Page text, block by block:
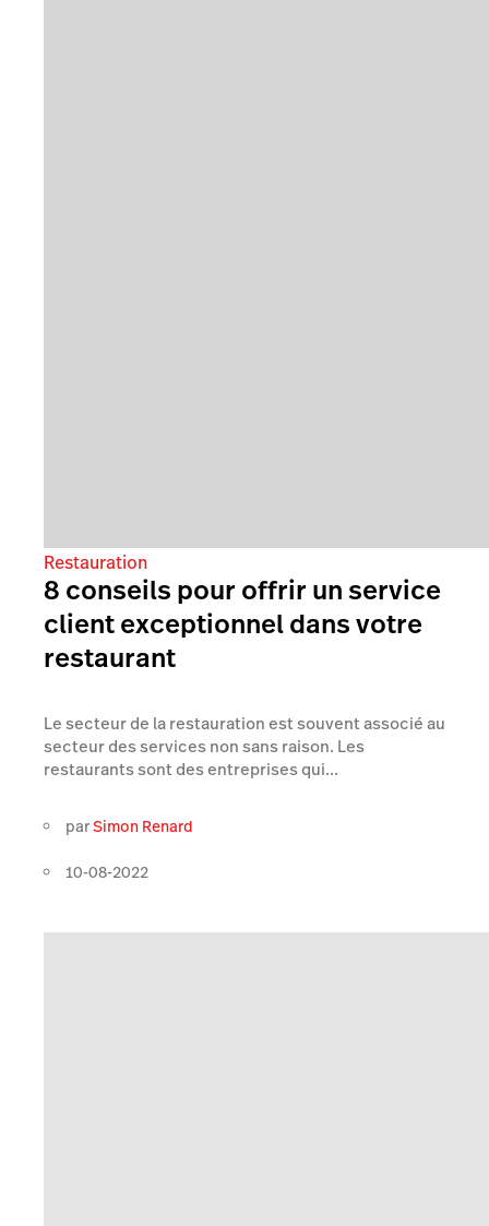
Restauration
8 conseils pour offrir un service
client exceptionnel dans votre
restaurant
Le secteur de la restauration est souvent associé au
secteur des services non sans raison. Les
restaurants sont des entreprises qui...
parSimon Renard
10-08-2022